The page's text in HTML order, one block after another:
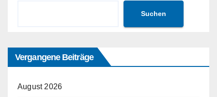
Suchen
Vergangene Beiträge
August 2026